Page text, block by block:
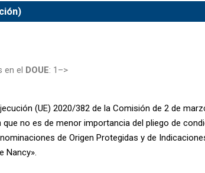
en el DOUE: 1–>
(UE) 2020/382 de la Comisión de 2 de
no es de menor importancia del pliego de
de Origen Protegidas y de
Nancy».